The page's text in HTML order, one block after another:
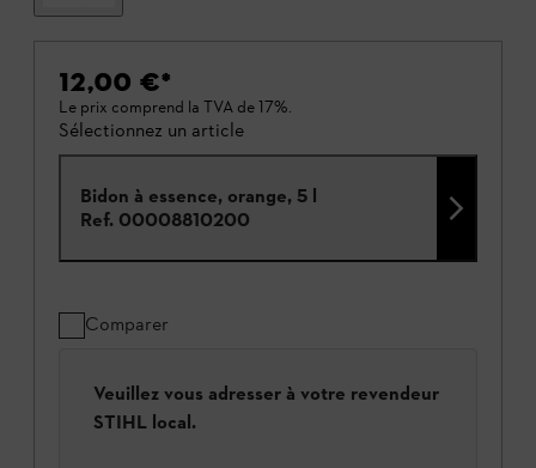
12,00 €*
Le prix comprend la TVA de 17%.
Sélectionnez un article
Bidon à essence, orange, 5 l
Ref. 00008810200
Comparer
Veuillez vous adresser à votre revendeur
STIHL local.